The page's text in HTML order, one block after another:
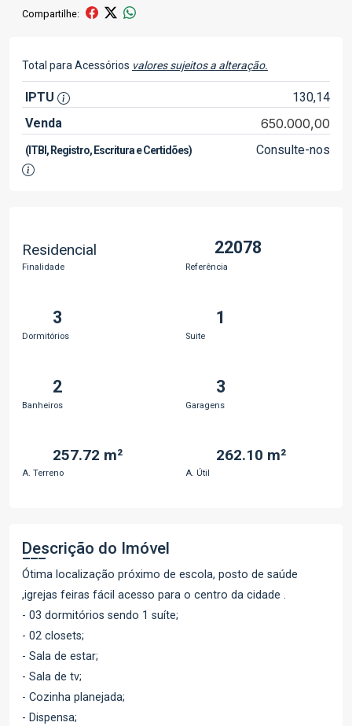
Compartilhe:
Total para Acessórios valores sujeitos a alteração.
IPTU
130,14
Venda
650.000,00
(ITBI, Registro, Escritura e Certidões) Consulte-nos
Residencial
Finalidade
22078
Referência
3
Dormitórios
1
Suite
2
Banheiros
3
Garagens
257.72 m²
A. Terreno
262.10 m²
A. Útil
Descrição do Imóvel
Ótima localização próximo de escola, posto de saúde
,igrejas feiras fácil acesso para o centro da cidade .
- 03 dormitórios sendo 1 suíte;
- 02 closets;
- Sala de estar;
- Sala de tv;
- Cozinha planejada;
- Dispensa;